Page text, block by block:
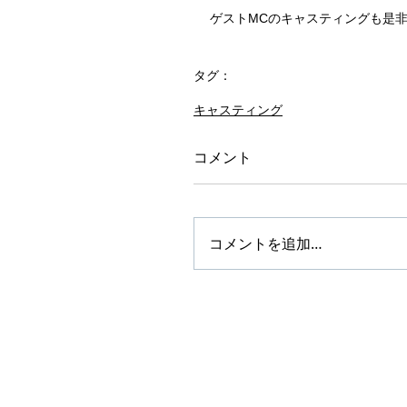
ゲストMCのキャスティングも是
タグ：
キャスティング
コメント
コメントを追加…